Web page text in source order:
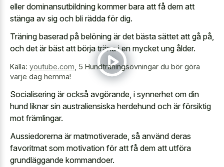
eller dominansutbildning kommer bara att få dem att
stänga av sig och bli rädda för dig.
Träning baserad på belöning är det bästa sättet att gå på,
och det är bäst att börja träna i en mycket ung ålder.
Källa: youtube.com, 5 Hundträningsövningar du bör göra
varje dag hemma!
Socialisering är också avgörande, i synnerhet om din
hund liknar sin australiensiska herdehund och är försiktig
mot främlingar.
Aussiedorerna är matmotiverade, så använd deras
favoritmat som motivation för att få dem att utföra
grundläggande kommandoer.